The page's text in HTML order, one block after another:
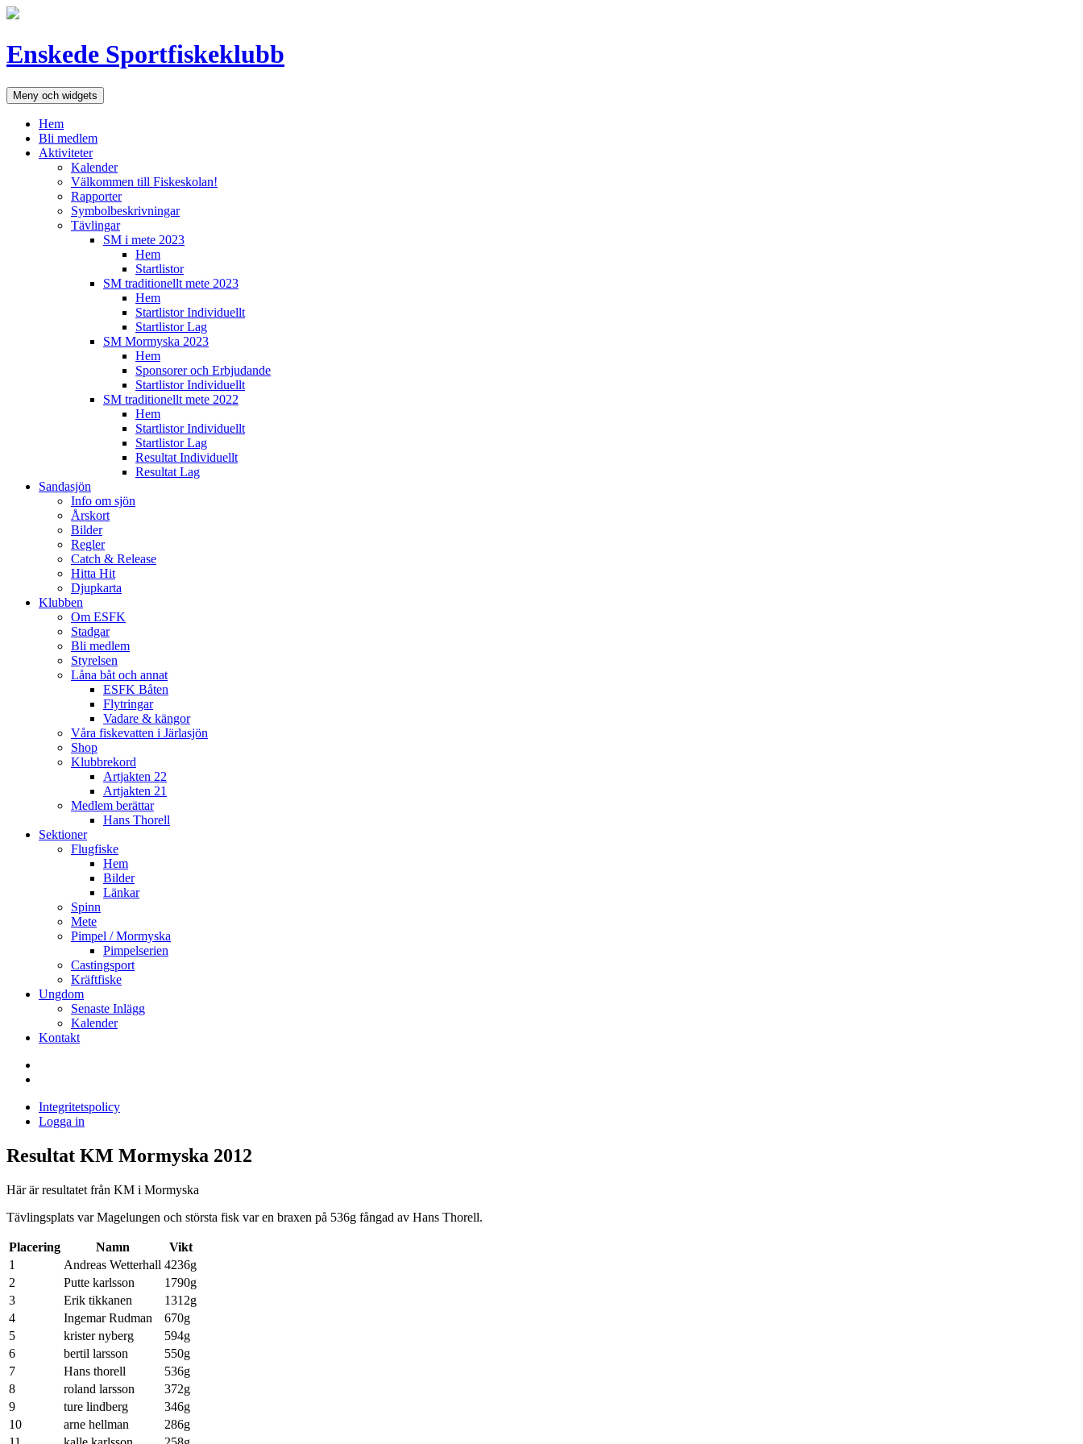
Hoppa
Enskede Sportfiskeklubb
Meny och widgets
Hem
Bli medlem
Aktiviteter
Kalender
Välkommen till Fiskeskolan!
Rapporter
Symbolbeskrivningar
Tävlingar
SM i mete 2023
Hem
Startlistor
SM traditionellt mete 2023
Hem
Startlistor Individuellt
Startlistor Lag
SM Mormyska 2023
Hem
Sponsorer och Erbjudande
Startlistor Individuellt
SM traditionellt mete 2022
Hem
Startlistor Individuellt
Startlistor Lag
Resultat Individuellt
Resultat Lag
Sandasjön
Info om sjön
Årskort
Bilder
Regler
Catch & Release
Hitta Hit
Djupkarta
Klubben
Om ESFK
Stadgar
Bli medlem
Styrelsen
Låna båt och annat
ESFK Båten
Flytringar
Vadare & kängor
Våra fiskevatten i Järlasjön
Shop
Klubbrekord
Artjakten 22
Artjakten 21
Medlem berättar
Hans Thorell
Sektioner
Flugfiske
Hem
Bilder
Länkar
Spinn
Mete
Pimpel / Mormyska
Pimpelserien
Castingsport
Kräftfiske
Ungdom
Senaste Inlägg
Kalender
Kontakt
Sandasjön
Integritetspolicy
Logga in
Resultat KM Mormyska 2012
Här är resultatet från KM i Mormyska
Tävlingsplats var Magelungen och största fisk var en braxen på 536g fångad av Hans Thorell.
Placering Namn
Vikt
1
Andreas Wetterhall 4236g
2
Putte karlsson
1790g
3
Erik tikkanen
1312g
4
Ingemar Rudman
670g
5
krister nyberg
594g
6
bertil larsson
550g
7
Hans thorell
536g
8
roland larsson
372g
9
ture lindberg
346g
10
arne hellman
286g